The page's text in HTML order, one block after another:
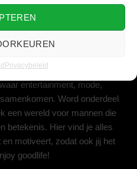
Privacybeleid
de moderne man
meeslepen in een
entertainment, mode,
Word onderdeel
een wereld voor mannen die
betekenis. Hier vind je alles
motiveert, zodat ook jij het
goodlife!